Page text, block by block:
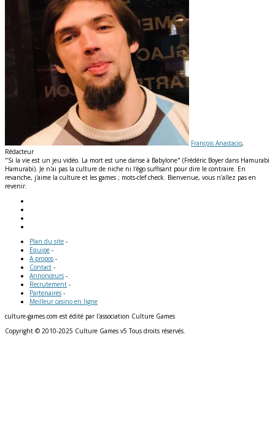
François Anastacio,
Rédacteur
"Si la vie est un jeu vidéo. La mort est une danse à Babylone" (Frédéric Boyer dans Hamurabi
Hamurabi). Je n'ai pas la culture de niche ni l'égo suffisant pour dire le contraire. En
revanche, j'aime la culture et les games ; mots-clef check. Bienvenue, vous n'allez pas en
revenir.
Plan du site -
Equipe -
A propos -
Contact -
Annonceurs -
Recrutement -
Partenaires -
Meilleur casino en ligne
culture-games.com est édité par l'association Culture Games
Copyright © 2010-2025 Culture Games v5 Tous droits réservés.